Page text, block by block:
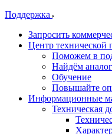
Поддержка
Запросить
Центр технической
Поможем в
Найдём
Обучение
Повышайте
Информационные
Техническая